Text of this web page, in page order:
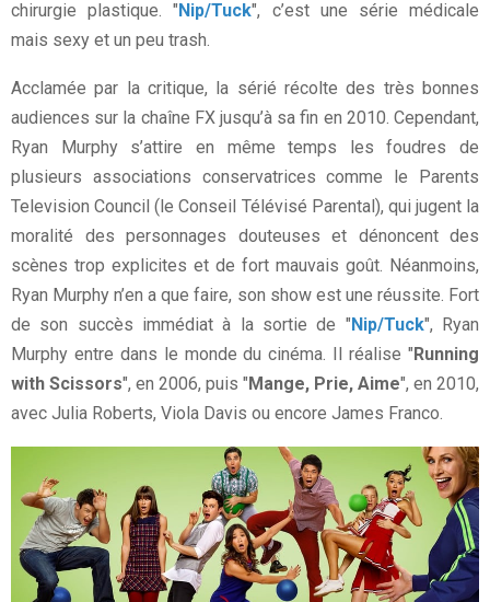
chirurgie plastique. "Nip/Tuck", c’est une série médicale
mais sexy et un peu trash.
Acclamée par la critique, la sérié récolte des très bonnes
audiences sur la chaîne FX jusqu’à sa fin en 2010. Cependant,
Ryan Murphy s’attire en même temps les foudres de
plusieurs associations conservatrices comme le Parents
Television Council (le Conseil Télévisé Parental), qui jugent la
moralité des personnages douteuses et dénoncent des
scènes trop explicites et de fort mauvais goût. Néanmoins,
Ryan Murphy n’en a que faire, son show est une réussite. Fort
de son succès immédiat à la sortie de "Nip/Tuck", Ryan
Murphy entre dans le monde du cinéma. Il réalise "Running
with Scissors", en 2006, puis "Mange, Prie, Aime", en 2010,
avec Julia Roberts, Viola Davis ou encore James Franco.